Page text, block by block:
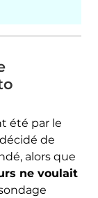
été par le
de
alors que
ne voulait